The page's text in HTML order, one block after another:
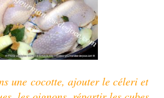
une cocotte, ajouter le céleri et